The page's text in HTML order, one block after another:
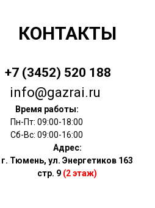
КОНТАКТЫ
+7 (3452) 520 188
info@gazrai.ru
Время работы:
Пн-Пт: 09:00-18:00
Сб-Вс: 09:00-16:00
Адрес:
г. Тюмень, ул. Энергетиков 163
стр. 9 (2 этаж)